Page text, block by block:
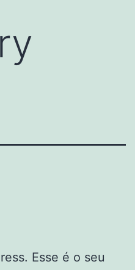
Esse é o seu